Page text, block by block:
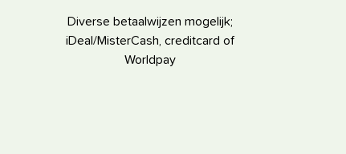
Diverse betaalwijzen mogelijk;
iDeal/MisterCash, creditcard of
Worldpay